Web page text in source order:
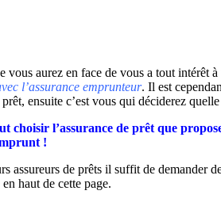
vous aurez en face de vous a tout intérêt
l’assurance emprunteur. Il est
ensuite c’est vous qui déciderez
choisir l’assurance de prêt que
!
assureurs de prêts il suffit de demander
haut de cette page.